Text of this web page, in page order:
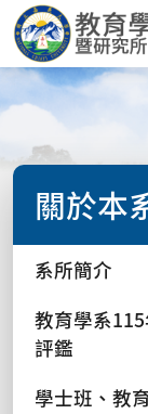
關於本
系所簡介
教育學系
評鑑
學士班、教